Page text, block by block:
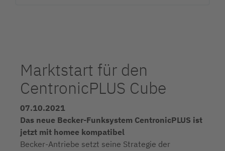
Marktstart für den
CentronicPLUS Cube
07.10.2021
Das neue Becker-Funksystem CentronicPLUS ist
jetzt mit homee kompatibel
Becker-Antriebe setzt seine Strategie der